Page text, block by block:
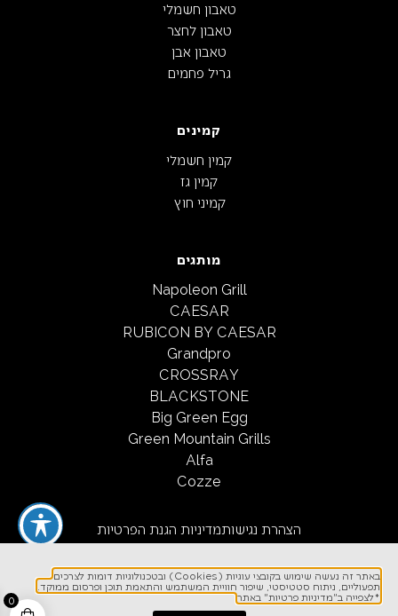
0
טאבון חשמלי
טאבון לחצר
טאבון אבן
גריל פחמים
קמינים
קמין חשמלי
קמין גז
קמיני חוץ
מותגים
Napoleon Grill
CAESAR
RUBICON BY CAESAR
Grandpro
CROSSRAY
BLACKSTONE
Big Green Egg
Green Mountain Grills
Alfa
Cozze
הצהרת נגישותמדיניות הגנת הפרטיות
באתר זה נעשה שימוש בקובצי עוגיות (Cookies) ובטכנולוגיות דומות לצרכים
תפעוליים, ניתוח סטטיסטי, שיפור חוויית המשתמש והתאמת תוכן ופרסום ממוקד.
*לצפייה ב"מדיניות פרטיות" באתר